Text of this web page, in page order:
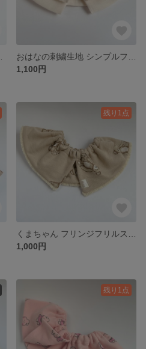
1,100円
残り1点
1,000円
残り1点